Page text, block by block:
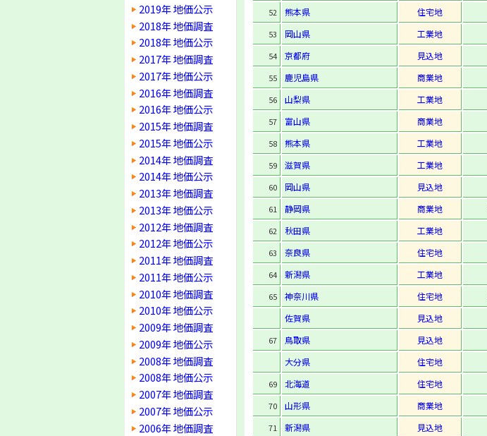
2019年 地価公示
2018年 地価調査
2018年 地価公示
2017年 地価調査
2017年 地価公示
2016年 地価調査
2016年 地価公示
2015年 地価調査
2015年 地価公示
2014年 地価調査
2014年 地価公示
2013年 地価調査
2013年 地価公示
2012年 地価調査
2012年 地価公示
2011年 地価調査
2011年 地価公示
2010年 地価調査
2010年 地価公示
2009年 地価調査
2009年 地価公示
2008年 地価調査
2008年 地価公示
2007年 地価調査
2007年 地価公示
2006年 地価調査
52 熊本県 住宅地
53 岡山県 工業地
54 京都府 見込地
55 鹿児島県 商業地
56 山梨県 工業地
57 富山県 商業地
58 熊本県 工業地
59 滋賀県 工業地
60 岡山県 見込地
61 静岡県 商業地
62 秋田県 工業地
63 奈良県 住宅地
64 新潟県 工業地
65 神奈川県 住宅地
佐賀県
見込地
67 鳥取県 見込地
大分県
住宅地
69 北海道 住宅地
70 山形県 商業地
71 新潟県 見込地